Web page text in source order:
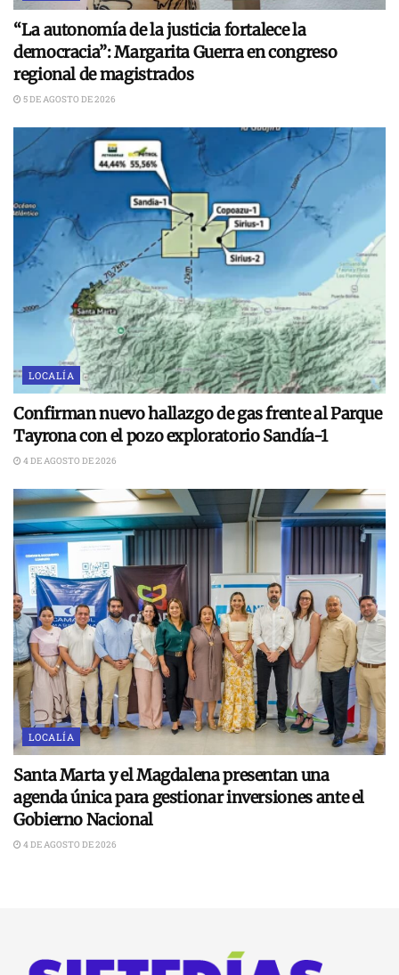
“La autonomía de la justicia fortalece la
democracia”: Margarita Guerra en congreso
regional de magistrados
5 DE AGOSTO DE 2026
LOCALÍA
Confirman nuevo hallazgo de gas frente al Parque
Tayrona con el pozo exploratorio Sandía-1
4 DE AGOSTO DE 2026
LOCALÍA
Santa Marta y el Magdalena presentan una
agenda única para gestionar inversiones ante el
Gobierno Nacional
4 DE AGOSTO DE 2026